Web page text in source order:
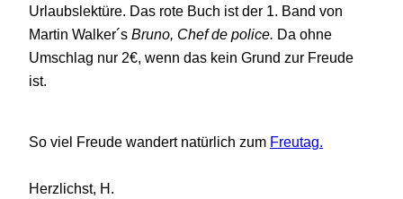
Urlaubslektüre. Das rote Buch ist der 1. Band von
Martin Walker´s Bruno, Chef de police. Da ohne
Umschlag nur 2€, wenn das kein Grund zur Freude
ist.
So viel Freude wandert natürlich zum Freutag.
Herzlichst, H.